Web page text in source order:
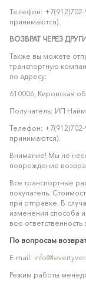
Телефон: +7(912)702-
принимаются).
ВОЗВРАТ ЧЕРЕЗ
Также вы можете
транспортную
по адресу:
610006, Кировская
Получатель: ИП
Телефон: +7(912)702-
принимаются).
Внимание! Мы не
повреждение
Все транспортные
покупатель.
при отправке. В
изменения способа
всю
По вопросам
E-mail:
Режим работы